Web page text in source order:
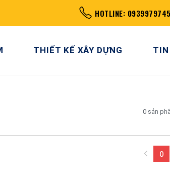
HOTLINE: 0939979745
THIẾT KẾ XÂY DỰNG
0 sản
0